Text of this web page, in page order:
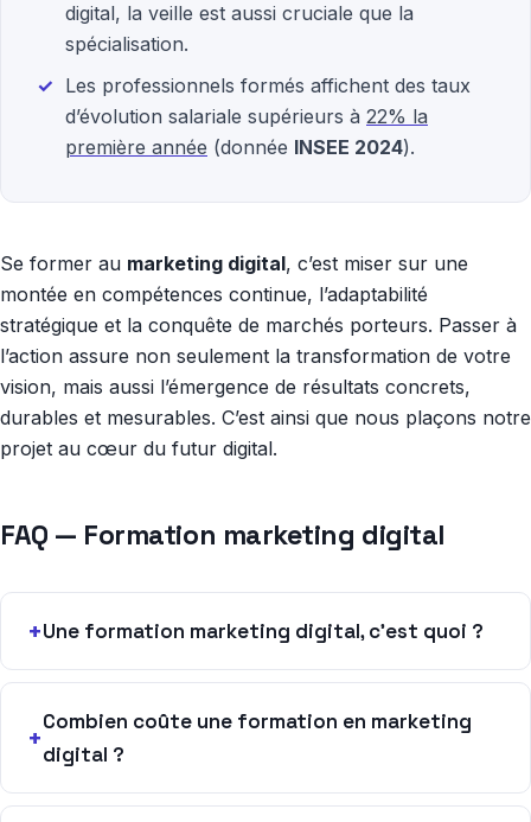
digital, la veille est aussi cruciale que la
spécialisation.
Les professionnels formés affichent des taux
d’évolution salariale supérieurs à 22% la
première année (donnée INSEE 2024).
Se former au marketing digital, c’est miser sur une
montée en compétences continue, l’adaptabilité
stratégique et la conquête de marchés porteurs. Passer à
l’action assure non seulement la transformation de votre
vision, mais aussi l’émergence de résultats concrets,
durables et mesurables. C’est ainsi que nous plaçons notre
projet au cœur du futur digital.
FAQ — Formation marketing digital
Une formation marketing digital, c’est quoi ?
Combien coûte une formation en marketing
digital ?